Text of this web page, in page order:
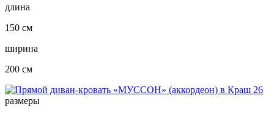
длина
150 см
ширина
200 см
размеры